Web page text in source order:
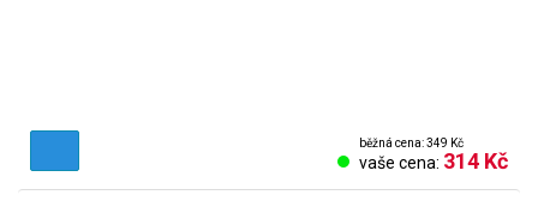
běžná cena: 349 Kč
vaše cena: 314 Kč